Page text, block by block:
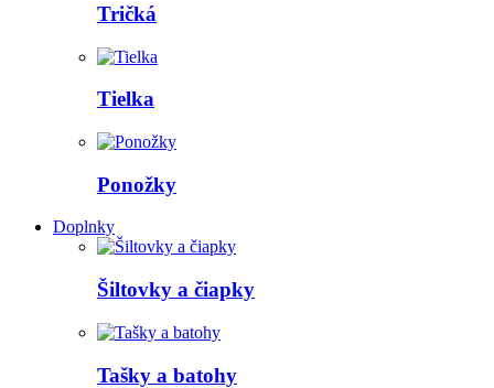
Tričká
Tielka
Ponožky
Doplnky
Šiltovky a čiapky
Tašky a batohy